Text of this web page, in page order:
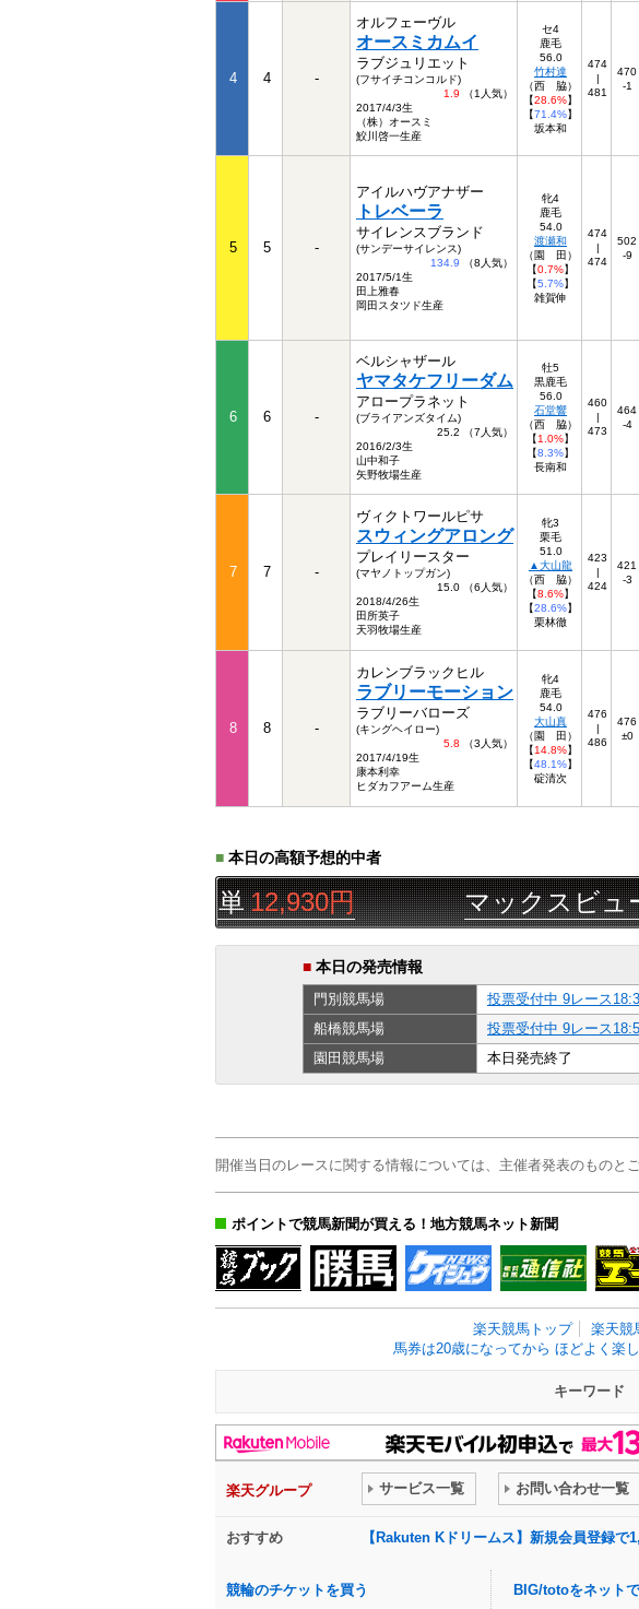
4 4 -
オルフェーヴル
オースミカムイ
ラブジュリエット
(フサイチコンコルド)
1.9 （1人気）
2017/4/3生
（株）オースミ
鮫川啓一生産
セ4
鹿毛
56.0
竹村達
（西 脇）
【28.6%】
【71.4%】
坂本和
474
|
481
470
-1
5 5 -
アイルハヴアナザー
トレベーラ
サイレンスブランド
(サンデーサイレンス)
134.9 （8人気）
2017/5/1生
田上雅春
岡田スタツド生産
牝4
鹿毛
54.0
渡瀬和
（園 田）
【0.7%】
【5.7%】
雑賀伸
474
|
474
502
-9
6 6 -
ベルシャザール
ヤマタケフリーダム
アロープラネット
(ブライアンズタイム)
25.2 （7人気）
2016/2/3生
山中和子
矢野牧場生産
牡5
黒鹿毛
56.0
石堂響
（西 脇）
【1.0%】
【8.3%】
長南和
460
|
473
464
-4
7 7 -
ヴィクトワールピサ
スウィングアロング
プレイリースター
(マヤノトップガン)
15.0 （6人気）
2018/4/26生
田所英子
天羽牧場生産
牝3
栗毛
51.0
▲大山龍
（西 脇）
【8.6%】
【28.6%】
栗林徹
423
|
424
421
-3
8 8 -
カレンブラックヒル
ラブリーモーション
ラブリーバローズ
(キングヘイロー)
5.8 （3人気）
2017/4/19生
康本利幸
ヒダカフアーム生産
牝4
鹿毛
54.0
大山真
（園 田）
【14.8%】
【48.1%】
碇清次
476
|
486
476
±0
■ 本日の高額予想的中者
12,930円 マックスビューテ
■ 本日の発売情報
門別競馬場 投票受付中 9レース
船橋競馬場 投票受付中 9レース
園田競馬場 本日発売終了
開催当日のレースに関する情報については、主催者発表のものと
ポイントで競馬新聞が買える！地方競馬ネット新聞
楽天競馬トップ 楽天競
馬券は20歳になってから ほどよく楽
キーワード
楽天グループ サービス一覧 お問い合わせ一覧
おすすめ 【Rakuten Kドリームス】新規会員登録で
競輪のチケットを買う BIG/totoをネット